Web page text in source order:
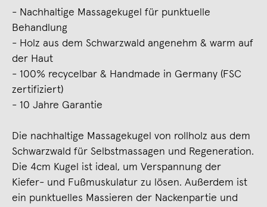
- Nachhaltige Massagekugel für punktuelle
Behandlung
- Holz aus dem Schwarzwald angenehm & warm auf
der Haut
- 100% recycelbar & Handmade in Germany (FSC
zertifiziert)
- 10 Jahre Garantie
Die nachhaltige Massagekugel von rollholz aus dem
Schwarzwald für Selbstmassagen und Regeneration.
Die 4cm Kugel ist ideal, um Verspannung der
Kiefer- und Fußmuskulatur zu lösen. Außerdem ist
ein punktuelles Massieren der Nackenpartie und